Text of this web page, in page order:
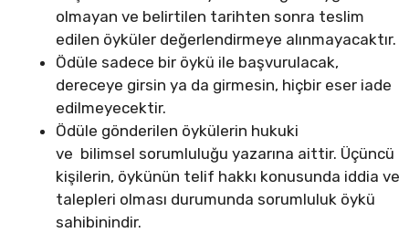
olmayan ve belirtilen tarihten sonra teslim
edilen öyküler değerlendirmeye alınmayacaktır.
Ödüle sadece bir öykü ile başvurulacak,
dereceye girsin ya da girmesin, hiçbir eser iade
edilmeyecektir.
Ödüle gönderilen öykülerin hukuki
ve bilimsel sorumluluğu yazarına aittir. Üçüncü
kişilerin, öykünün telif hakkı konusunda iddia ve
talepleri olması durumunda sorumluluk öykü
sahibinindir.